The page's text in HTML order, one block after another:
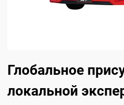
Глобальное
локальной